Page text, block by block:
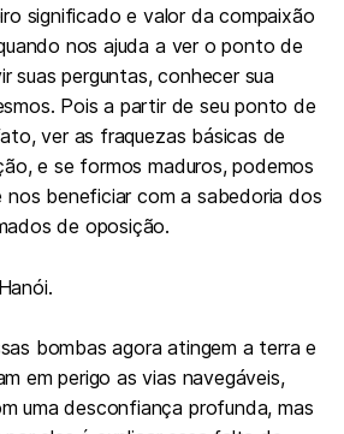
significado e valor da compaixão
nos ajuda a ver o ponto de
suas perguntas, conhecer sua
Pois a partir de seu ponto de
ver as fraquezas básicas de
e se formos maduros, podemos
nos beneficiar com a sabedoria dos
de oposição.
bombas agora atingem a terra e
em perigo as vias navegáveis,
uma desconfiança profunda, mas